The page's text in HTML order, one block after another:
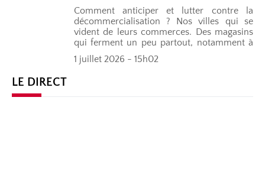
Comment anticiper et lutter contre la
décommercialisation ? Nos villes qui se
vident de leurs commerces. Des magasins
qui ferment un peu partout, notamment à
cause de l’essor du e-commerce… Trois...
1 juillet 2026 - 15h02
LE DIRECT